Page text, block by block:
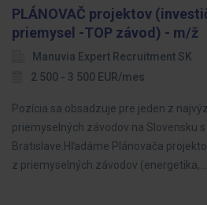
PLÁNOVAČ projektov
priemysel -TOP závod) - m/ž
Manuvia Expert Recruitment SK
2 500 - 3 500 EUR/mes
Pozícia sa obsadzuje pre jeden z
priemyselných závodov na Slovensku
Bratislave.Hľadáme Plánovača
z priemyselných závodov (energetika,…